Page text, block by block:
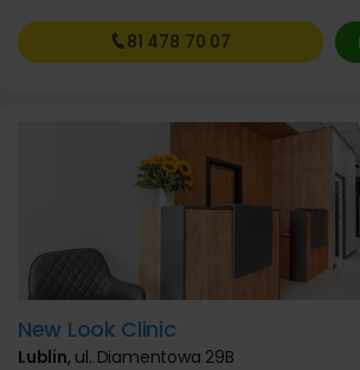
81 478 70 07
New Look Clinic
Lublin, ul. Diamentowa 29B